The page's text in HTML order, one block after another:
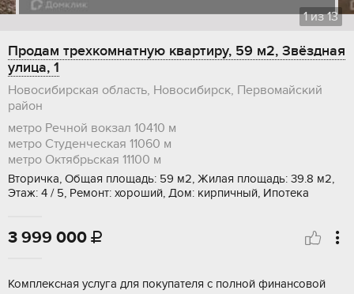
1из13
Продам трехкомнатную квартиру, 59 м2, Звёздная
улица, 1
Новосибирская область, Новосибирск, Первомайский
район
метро Речной вокзал 10410 м
метро Студенческая 11060 м
метро Октябрьская 11100 м
Вторичка, Общая площадь: 59 м2, Жилая площадь: 39.8 м2,
Этаж: 4 / 5, Ремонт: хороший, Дом: кирпичный, Ипотека
3 999 000 
Комплексная услуга для покупателя с полной финансовой